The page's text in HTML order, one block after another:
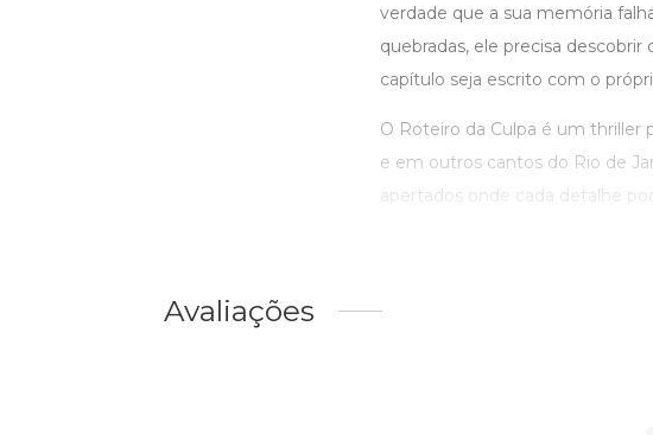
verdade que a sua memória
quebradas, ele precisa
capítulo seja escrito com o
O Roteiro da Culpa é um thriller
e em outros cantos do Rio de
apertados onde cada detalhe
Avaliações